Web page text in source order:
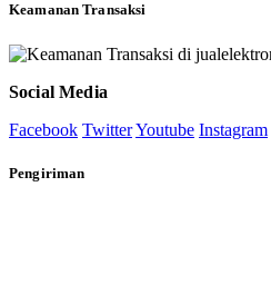
Keamanan Transaksi
Social Media
Facebook TwitterYoutube Instagram
Pengiriman